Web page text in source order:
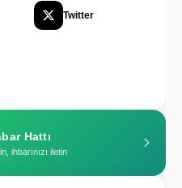
Twitter
Hattı
ihbarınızı iletin